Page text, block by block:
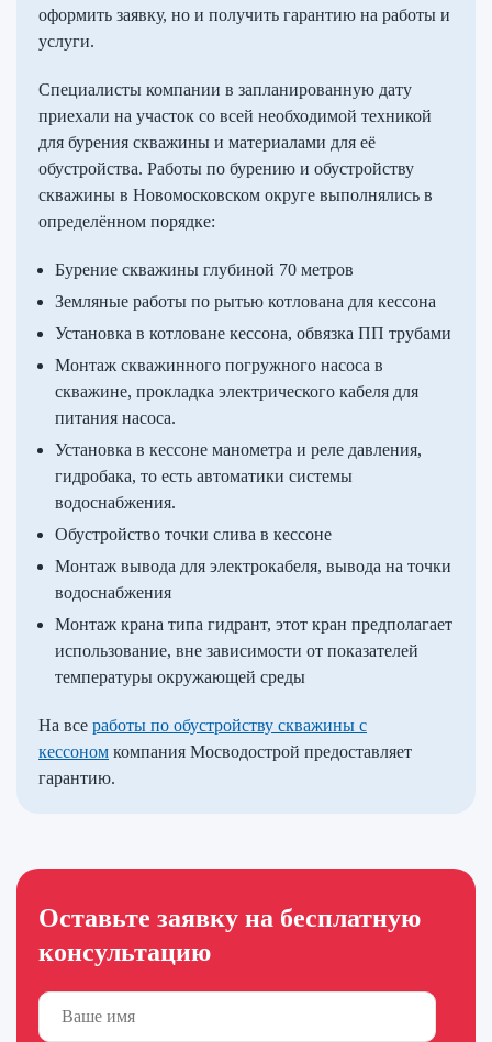
оформить заявку, но и получить гарантию на работы и
услуги.
Специалисты компании в запланированную дату
приехали на участок со всей необходимой техникой
для бурения скважины и материалами для её
обустройства. Работы по бурению и обустройству
скважины в Новомосковском округе выполнялись в
определённом порядке:
Бурение скважины глубиной 70 метров
Земляные работы по рытью котлована для кессона
Установка в котловане кессона, обвязка ПП трубами
Монтаж скважинного погружного насоса в
скважине, прокладка электрического кабеля для
питания насоса.
Установка в кессоне манометра и реле давления,
гидробака, то есть автоматики системы
водоснабжения.
Обустройство точки слива в кессоне
Монтаж вывода для электрокабеля, вывода на точки
водоснабжения
Монтаж крана типа гидрант, этот кран предполагает
использование, вне зависимости от показателей
температуры окружающей среды
На все работы по обустройству скважины с
кессоном компания Мосводострой предоставляет
гарантию.
Оставьте заявку на бесплатную
консультацию